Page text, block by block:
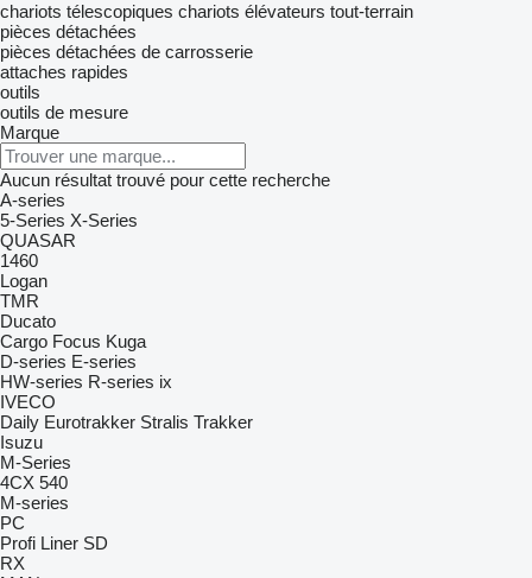
chariots télescopiques chariots élévateurs tout-terrain
pièces détachées
pièces détachées de carrosserie
attaches rapides
outils
outils de mesure
Marque
Aucun résultat trouvé pour cette recherche
A-series
5-Series X-Series
QUASAR
1460
Logan
TMR
Ducato
Cargo Focus Kuga
D-series E-series
HW-series R-series ix
IVECO
Daily Eurotrakker Stralis Trakker
Isuzu
M-Series
4CX 540
M-series
PC
Profi Liner SD
RX